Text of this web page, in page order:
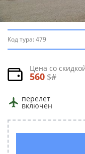
Код тура:479
Цена со
560 $#
перелет
включен